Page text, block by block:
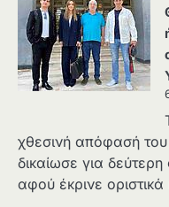
χθεσινή απόφασή
δικαίωσε για
αφού έκρινε οριστικά